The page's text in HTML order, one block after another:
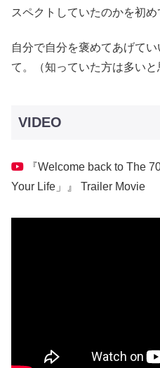
スペクトしていたのかを初め
自分で自分を褒めてあげて
て。（知っていた方は多いと
VIDEO
『Welcome back to The
Your Life」』 Trailer Movie